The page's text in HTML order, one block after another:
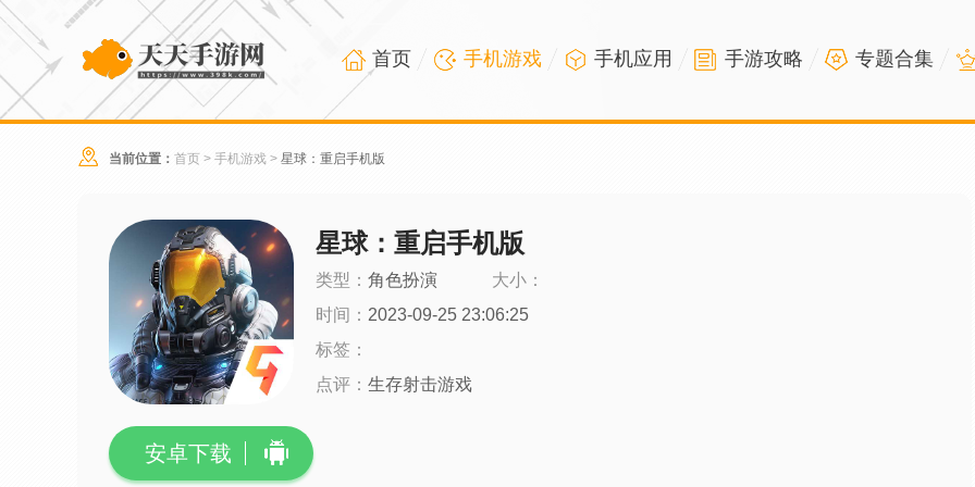
首页 手机游戏 手机应用 手游攻略 专题合集
当前位置： 首页 > 手机游戏 > 星球：重启手机版
星球：重启手机版
类型： 角色扮演
大小：
时间： 2023-09-25 23:06:25
标签：
点评： 生存射击游戏
安卓下载